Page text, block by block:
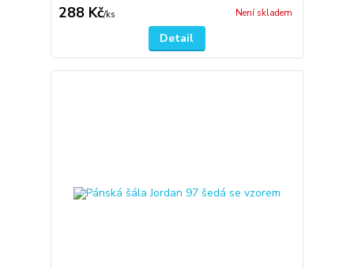
288 Kč/ks Není skladem
Detail